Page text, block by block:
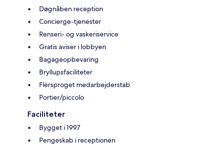
Døgnåben reception
Concierge-tjenester
Renseri- og vaskeriservice
Gratis aviser i lobbyen
Bagageopbevaring
Bryllupsfaciliteter
Flersproget medarbejderstab
Portier/piccolo
Faciliteter
Bygget i 1997
Pengeskab i receptionen